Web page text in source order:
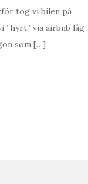
tog vi bilen på
”hyrt” via airbnb låg
som […]